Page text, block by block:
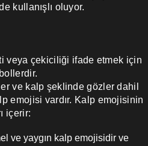
kullanışlı oluyor.
veya çekiciliği ifade etmek için
ve kalp şeklinde gözler dahil
emojisi vardır. Kalp emojisinin
içerir:
ve yaygın kalp emojisidir ve